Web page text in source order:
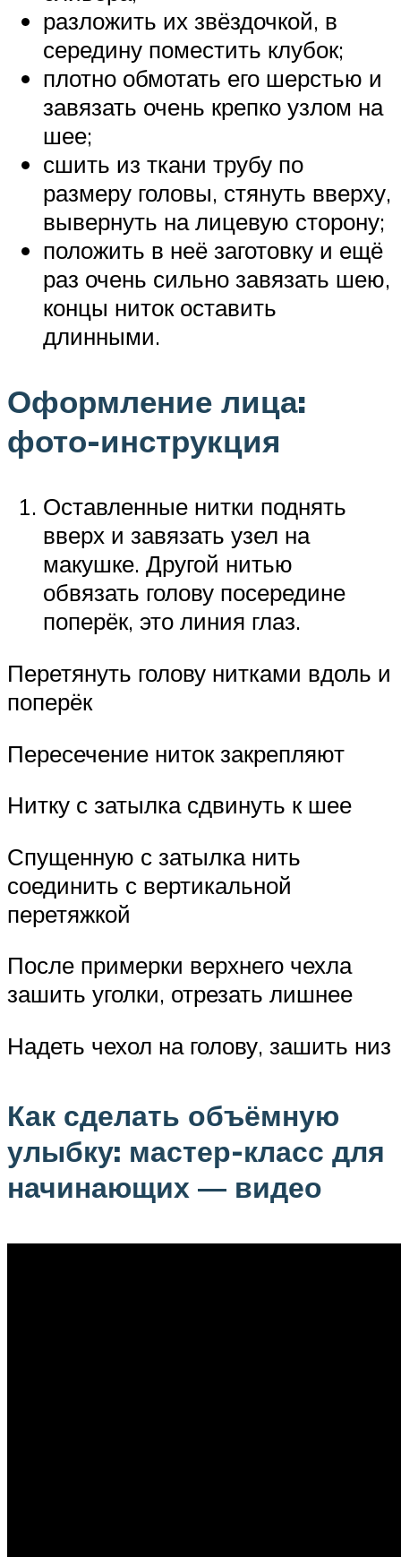
разложить их звёздочкой, в
середину поместить клубок;
плотно обмотать его шерстью и
завязать очень крепко узлом на
шее;
сшить из ткани трубу по
размеру головы, стянуть вверху,
вывернуть на лицевую сторону;
положить в неё заготовку и ещё
раз очень сильно завязать шею,
концы ниток оставить
длинными.
Оформление лица:
фото-инструкция
Оставленные нитки поднять
вверх и завязать узел на
макушке. Другой нитью
обвязать голову посередине
поперёк, это линия глаз.
Перетянуть голову нитками вдоль и
поперёк
Пересечение ниток закрепляют
Нитку с затылка сдвинуть к шее
Спущенную с затылка нить
соединить с вертикальной
перетяжкой
После примерки верхнего чехла
зашить уголки, отрезать лишнее
Надеть чехол на голову, зашить низ
Как сделать объёмную
улыбку: мастер-класс для
начинающих — видео